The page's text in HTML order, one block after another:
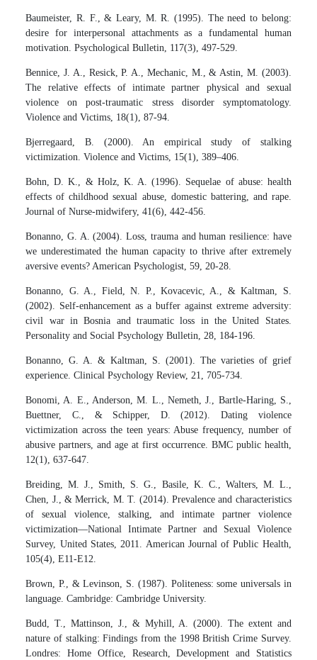
Baumeister, R. F., & Leary, M. R. (1995). The need to belong:
desire for interpersonal attachments as a fundamental human
motivation. Psychological Bulletin, 117(3), 497-529.
Bennice, J. A., Resick, P. A., Mechanic, M., & Astin, M. (2003).
The relative effects of intimate partner physical and sexual
violence on post-traumatic stress disorder symptomatology.
Violence and Victims, 18(1), 87-94.
Bjerregaard, B. (2000). An empirical study of stalking
victimization. Violence and Victims, 15(1), 389–406.
Bohn, D. K., & Holz, K. A. (1996). Sequelae of abuse: health
effects of childhood sexual abuse, domestic battering, and rape.
Journal of Nurse-midwifery, 41(6), 442-456.
Bonanno, G. A. (2004). Loss, trauma and human resilience: have
we underestimated the human capacity to thrive after extremely
aversive events? American Psychologist, 59, 20-28.
Bonanno, G. A., Field, N. P., Kovacevic, A., & Kaltman, S.
(2002). Self-enhancement as a buffer against extreme adversity:
civil war in Bosnia and traumatic loss in the United States.
Personality and Social Psychology Bulletin, 28, 184-196.
Bonanno, G. A. & Kaltman, S. (2001). The varieties of grief
experience. Clinical Psychology Review, 21, 705-734.
Bonomi, A. E., Anderson, M. L., Nemeth, J., Bartle-Haring, S.,
Buettner, C., & Schipper, D. (2012). Dating violence
victimization across the teen years: Abuse frequency, number of
abusive partners, and age at first occurrence. BMC public health,
12(1), 637-647.
Breiding, M. J., Smith, S. G., Basile, K. C., Walters, M. L.,
Chen, J., & Merrick, M. T. (2014). Prevalence and characteristics
of sexual violence, stalking, and intimate partner violence
victimization—National Intimate Partner and Sexual Violence
Survey, United States, 2011. American Journal of Public Health,
105(4), E11-E12.
Brown, P., & Levinson, S. (1987). Politeness: some universals in
language. Cambridge: Cambridge University.
Budd, T., Mattinson, J., & Myhill, A. (2000). The extent and
nature of stalking: Findings from the 1998 British Crime Survey.
Londres: Home Office, Research, Development and Statistics